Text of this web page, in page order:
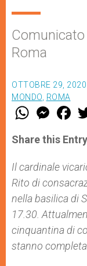
Roma
OTTOBRE 29,
MONDO ROMA
W
t
s
p
p
M
e
s
e
g
e
r
F
a
e
b
o
k
Share this Entry
Il cardinale
Rito di
nella basilica di
17.30.
cinquantina di
stanno